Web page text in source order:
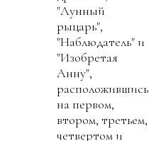
"Лунный
рыцарь",
"Наблюдатель" и
"Изобретая
Анну",
расположившись
на первом,
втором, третьем,
четвертом и